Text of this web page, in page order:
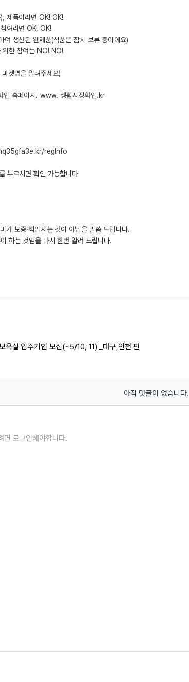
), 제품이라면 OK! OK!
여라면 OK! OK!
여 생산된 완제품(식품은 잠시 보류 중이에요)
위한 참여는 NO! NO!
켓명을 알려주세요)
인 홈페이지. www. 생활시장화인.kr
regInfo
누르시면 확인 가능합니다
가 보증·책임지는 것이 아님을 말씀 드립니다.
하는 것임을 다시 한번 알려 드립니다.
육실 입주기업 모집(~5/10, 11) _대구,인천 편
아직 댓글이 없습니다.
면 로그인해야합니다.